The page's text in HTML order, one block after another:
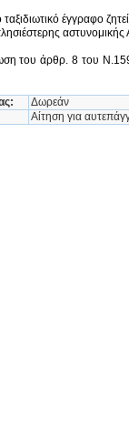
έγγραφο
του άρθρ. 8 του
Δωρεάν
Αίτηση για